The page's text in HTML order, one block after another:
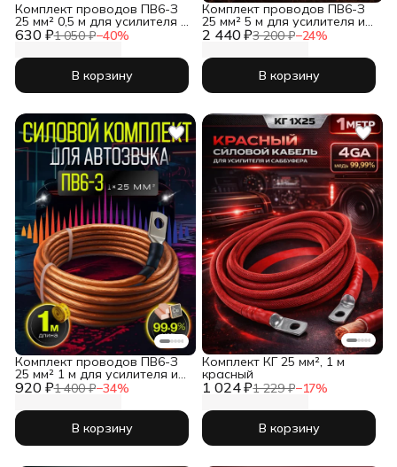
630 ₽1 050 ₽−40%
Комплект проводов ПВ6-З
25 мм² 0,5 м для усилителя и
автоэлектрики
В корзину
2 440 ₽3 200 ₽−24%
Комплект проводов ПВ6-З
25 мм² 5 м для усилителя и
автоэлектрики
В корзину
920 ₽1 400 ₽−34%
Комплект проводов ПВ6-З
25 мм² 1 м для усилителя и
автоэлектрики
В корзину
1 024 ₽1 229 ₽−17%
Комплект КГ 25 мм², 1 м
красный
В корзину